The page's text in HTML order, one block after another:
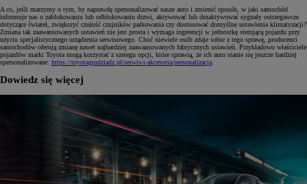
A co, jeśli marzymy o tym, by naprawdę spersonalizować nasze auto i zmienić sposób, w jaki samochód
informuje nas o zablokowaniu lub odblokowaniu drzwi, aktywować lub dezaktywować sygnały ostrzegawcze
dotyczące świateł, zwiększyć czułość czujników parkowania czy dostosować domyślne ustawienia klimatyzacji?
Zmiana tak zaawansowanych ustawień nie jest prosta i wymaga ingerencji w jednostkę sterującą pojazdu przy
użyciu specjalistycznego urządzenia serwisowego. Choć niewiele osób zdaje sobie z tego sprawę, producenci
samochodów oferują zmianę nawet najbardziej zaawansowanych fabrycznych ustawień. Przykładowo właściciele
pojazdów marki Toyota mogą korzystać z szeregu opcji, które sprawią, że ich auto stanie się jeszcze bardziej
spersonalizowane: https://toyotagrudziadz.pl/serwis-i-akcesoria/personalizacja
Dowiedz się więcej